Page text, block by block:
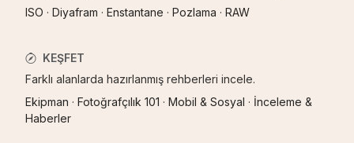
ISO · Diyafram · Enstantane · Pozlama · RAW
KEŞFET
Farklı alanlarda hazırlanmış rehberleri incele.
Ekipman · Fotoğrafçılık 101 · Mobil & Sosyal · İnceleme &
Haberler